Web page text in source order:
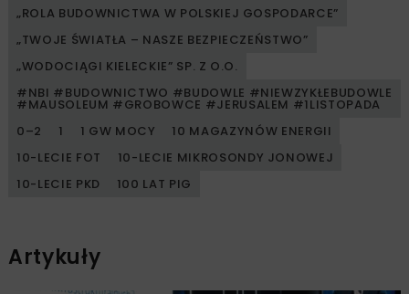
„ROLA BUDOWNICTWA W POLSKIEJ GOSPODARCE”
„TWOJE ŚWIATŁA – NASZE BEZPIECZEŃSTWO”
„WODOCIĄGI KIELECKIE” SP. Z O.O.
#NBI #BUDOWNICTWO #BUDOWLE #NIEWZYKŁEBUDOWLE
#MAUSOLEUM #GROBOWCE #JERUSALEM #1LISTOPADA
0–2
1 1 GW MOCY
10 MAGAZYNÓW ENERGII
10-LECIE FOT
10-LECIE MIKROSONDY JONOWEJ
10-LECIE PKD
100 LAT PIG
Artykuły